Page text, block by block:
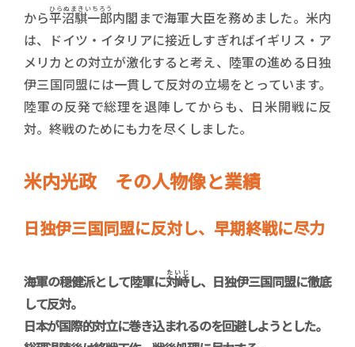
から平沼騏一郎
ひらぬまきいちろう 内閣まで海軍大臣を務めました。米内
は、ドイツ・イタリアに接近しすぎればイギリス・ア
メリカとの対立が激化すると考え、陸軍の進める日独
伊三国同盟には一貫して反対の立場をとっています。
陸軍の反発で総理を退陣してからも、日米開戦に反
対。終戦のためにも力を尽くしました。
米内光政 その人物像と業績
日独伊三国同盟に反対し、早期終戦に尽力
海軍の穏健派として陸軍に対峙
たいじし、日独伊三国同盟に徹底
して反対。
日本が国際的対立に巻き込まれるのを回避しようとした。